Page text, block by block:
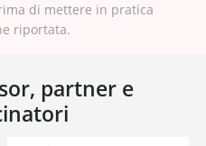
di mettere in pratica
riportata.
partner e